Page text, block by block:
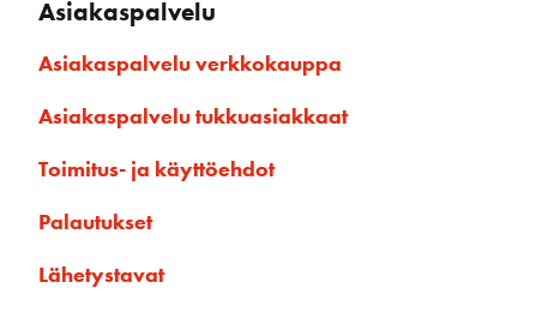
Asiakaspalvelu
Asiakaspalvelu verkkokauppa
Asiakaspalvelu tukkuasiakkaat
Toimitus- ja käyttöehdot
Palautukset
Lähetystavat